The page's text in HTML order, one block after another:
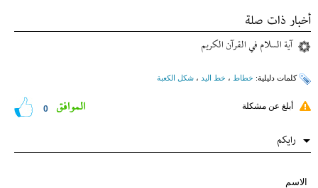
أخبار ذات صلة
آية السلام في القرآن الكريم
کلمات دلیلیة: خطاط ، خط الید ، شكل الكعبة
أبلغ عن مشكلة 0 الموافق
رایکم
الاسم